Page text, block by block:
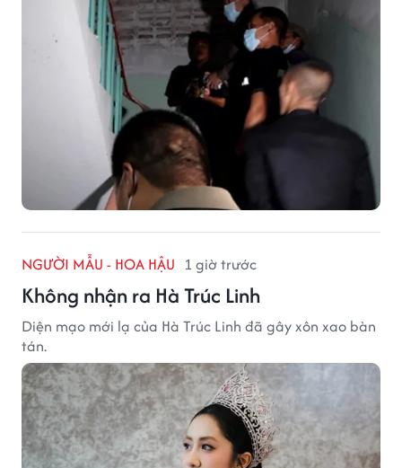
NGƯỜI MẪU - HOA HẬU 1 giờ trước
Không nhận ra Hà Trúc Linh
Diện mạo mới lạ của Hà Trúc Linh đã gây xôn xao bàn
tán.